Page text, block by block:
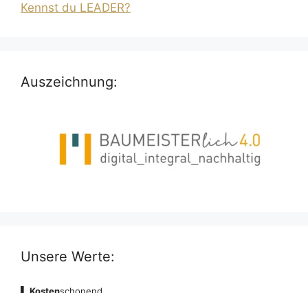
Kennst du LEADER?
Auszeichnung:
Unsere Werte:
Kostenschonend